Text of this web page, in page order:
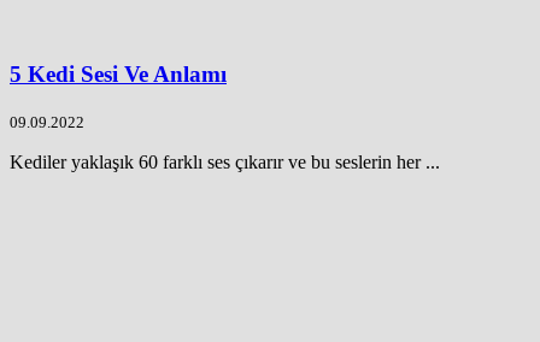
5 Kedi Sesi Ve Anlamı
09.09.2022
Kediler yaklaşık 60 farklı ses çıkarır ve bu seslerin her ...